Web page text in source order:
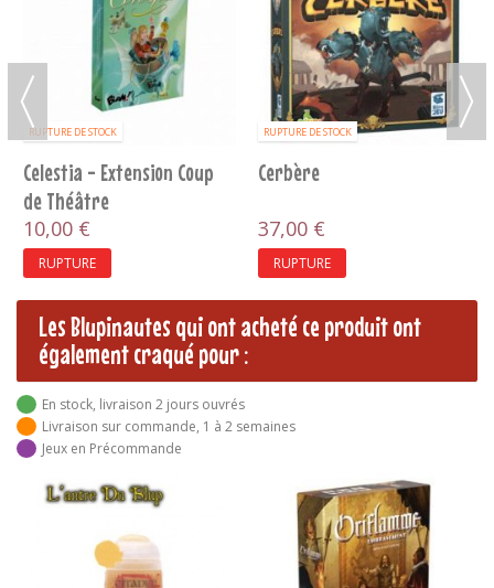
RUPTURE DE STOCK
Celestia - Extension Coup
de Théâtre
10,00 €
RUPTURE
RUPTURE DE STOCK
Cerbère
37,00 €
RUPTURE
Les Blupinautes qui ont acheté ce produit ont
également craqué pour :
En stock, livraison 2 jours ouvrés
Livraison sur commande, 1 à 2 semaines
Jeux en Précommande